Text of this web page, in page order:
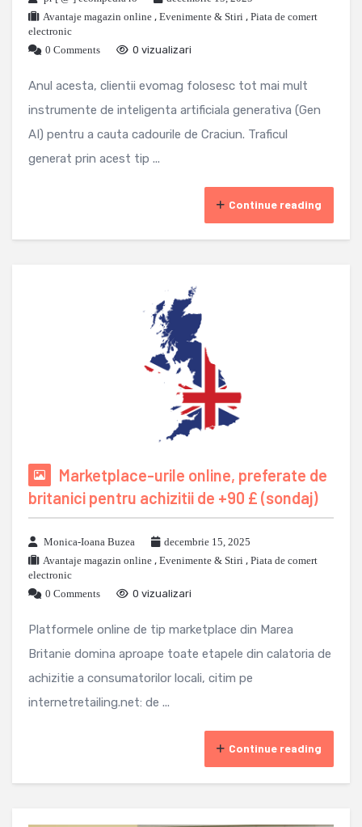
Avantaje magazin online , Evenimente & Stiri , Piata de comert
electronic
0 Comments
0 vizualizari
Anul acesta, clientii evomag folosesc tot mai mult
instrumente de inteligenta artificiala generativa (Gen
AI) pentru a cauta cadourile de Craciun. Traficul
generat prin acest tip ...
Continue reading
Marketplace-urile online, preferate de
britanici pentru achizitii de +90 £ (sondaj)
Monica-Ioana Buzea
decembrie 15, 2025
Avantaje magazin online , Evenimente & Stiri , Piata de comert
electronic
0 Comments
0 vizualizari
Platformele online de tip marketplace din Marea
Britanie domina aproape toate etapele din calatoria de
achizitie a consumatorilor locali, citim pe
internetretailing.net: de ...
Continue reading